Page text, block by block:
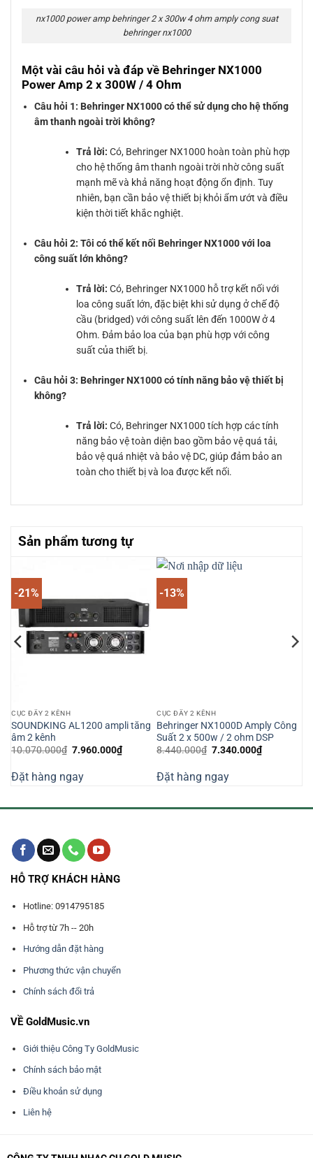
nx1000 power amp behringer 2 x 300w 4 ohm amply cong suat
behringer nx1000
Một vài câu hỏi và đáp về Behringer NX1000
Power Amp 2 x 300W / 4 Ohm
Câu hỏi 1: Behringer NX1000 có thể sử dụng cho hệ thống
âm thanh ngoài trời không?
Trả lời: Có, Behringer NX1000 hoàn toàn phù hợp
cho hệ thống âm thanh ngoài trời nhờ công suất
mạnh mẽ và khả năng hoạt động ổn định. Tuy
nhiên, bạn cần bảo vệ thiết bị khỏi ẩm ướt và điều
kiện thời tiết khắc nghiệt.
Câu hỏi 2: Tôi có thể kết nối Behringer NX1000 với loa
công suất lớn không?
Trả lời: Có, Behringer NX1000 hỗ trợ kết nối với
loa công suất lớn, đặc biệt khi sử dụng ở chế độ
cầu (bridged) với công suất lên đến 1000W ở 4
Ohm. Đảm bảo loa của bạn phù hợp với công
suất của thiết bị.
Câu hỏi 3: Behringer NX1000 có tính năng bảo vệ thiết bị
không?
Trả lời: Có, Behringer NX1000 tích hợp các tính
năng bảo vệ toàn diện bao gồm bảo vệ quá tải,
bảo vệ quá nhiệt và bảo vệ DC, giúp đảm bảo an
toàn cho thiết bị và loa được kết nối.
Sản phẩm tương tự
-21%
CỤC ĐẨY 2 KÊNH
SOUNDKING AL1200 ampli tăng
âm 2 kênh
10.070.000₫ Giá
10.070.000₫.
7.960.000₫Giá
hiện
7.960.000₫.
Đặt hàng ngay
-13%
CỤC ĐẨY 2 KÊNH
Behringer NX1000D Amply Công
Suất 2 x 500w / 2 ohm DSP
8.440.000₫ Giá
8.440.000₫.
7.340.000₫Giá
hiện
Đặt hàng ngay
HỖ TRỢ KHÁCH HÀNG
Hotline: 0914795185
Hỗ trợ từ 7h -- 20h
Hướng dẫn đặt hàng
Phương thức vận chuyển
Chính sách đổi trả
VỀ GoldMusic.vn
Giới thiệu Công Ty GoldMusic
Chính sách bảo mật
Điều khoản sử dụng
Liên hệ